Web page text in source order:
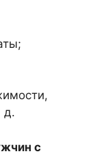
д.
с